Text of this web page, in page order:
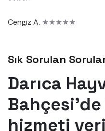
Cengiz A. ★★★★★
Sık Sorulan
Darıca
Bahçesi'de
hizmeti